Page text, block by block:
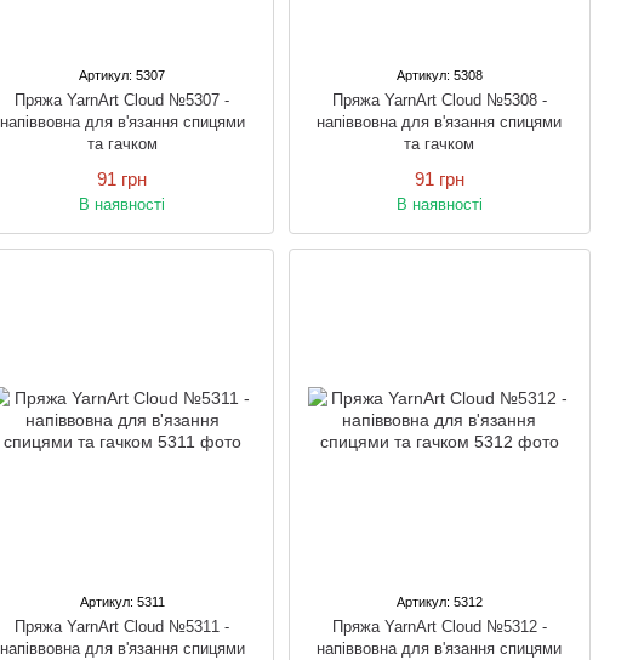
Артикул: 5307
Пряжа YarnArt Cloud №5307 -
напіввовна для в'язання спицями
та гачком
91 грн
В наявності
Артикул: 5308
Пряжа YarnArt Cloud №5308 -
напіввовна для в'язання спицями
та гачком
91 грн
В наявності
Артикул: 5311
Пряжа YarnArt Cloud №5311 -
напіввовна для в'язання спицями
Артикул: 5312
Пряжа YarnArt Cloud №5312 -
напіввовна для в'язання спицями